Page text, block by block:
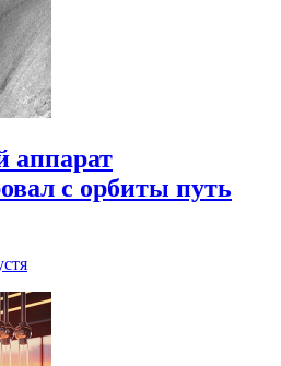
аппарат
с орбиты путь